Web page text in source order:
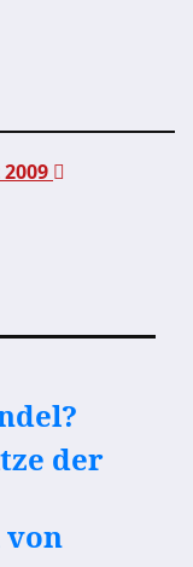
der
von